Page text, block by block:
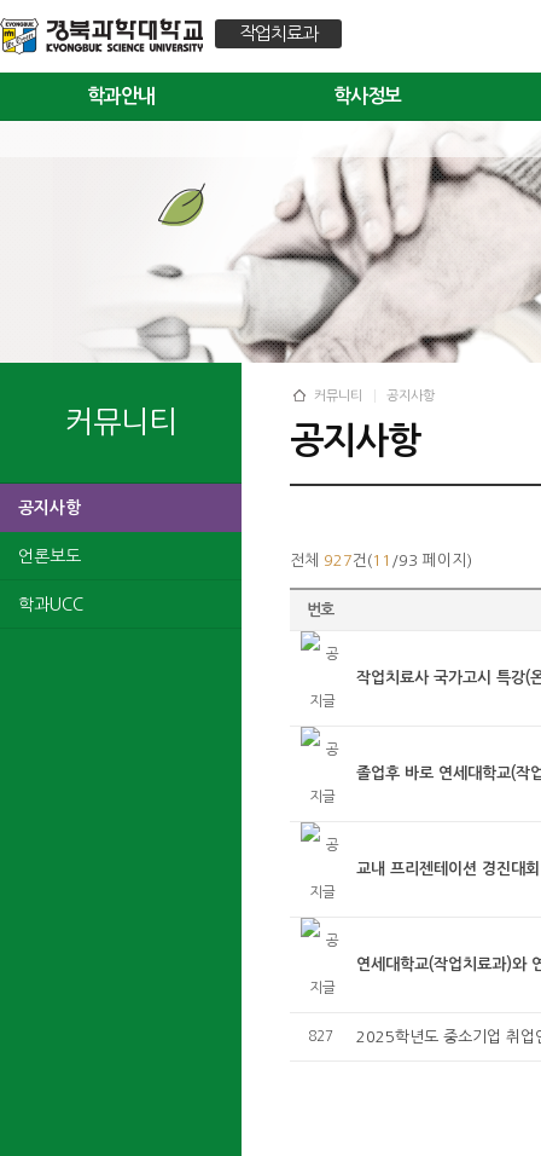
작업치료과
학과안내 학사정보
커뮤니티
공지사항
언론보도
학과UCC
커뮤니티 공지사항
공지사항
전체 927건(11 /93 페이지)
번호
작업치료사 국가고시 특강(
졸업후 바로 연세대학교(작
교내 프리젠테이션 경진대
연세대학교(작업치료과)와
827 2025학년도 중소기업 취업